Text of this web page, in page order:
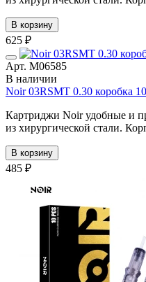
В корзину
625 ₽
Арт. М06585
В наличии
Noir 03RSMT 0.30 коробка
Картриджи Noir удобные и
из хирургической стали.
В корзину
485 ₽